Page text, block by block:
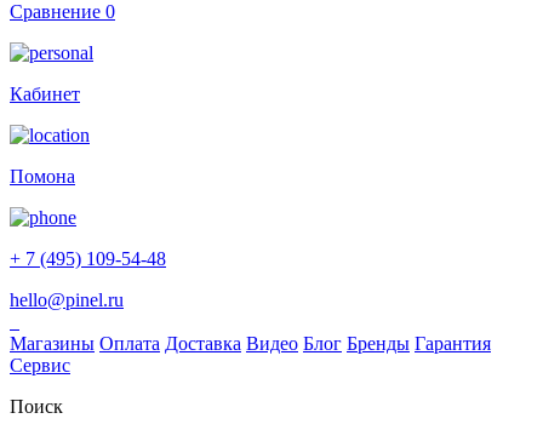
Сравнение 0
Кабинет
Помона
+ 7 (495) 109-54-48
hello@pinel.ru
Магазины Оплата Доставка Видео Блог Бренды Гарантия
Сервис
Поиск